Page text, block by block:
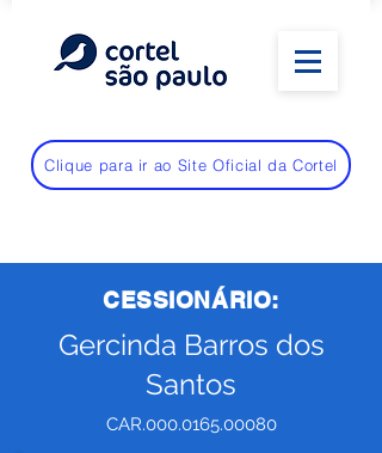
Clique para ir ao Site Oficial da Cortel
CESSIONÁRIO:
Gercinda Barros dos
Santos
CAR.000.0165.00080